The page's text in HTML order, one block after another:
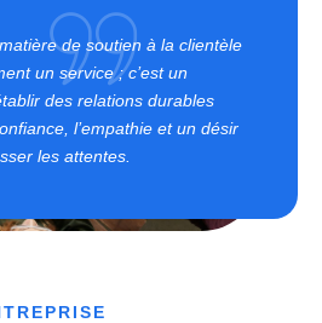
de soutien à la clientèle
un service ; c’est un
des relations durables
l’empathie et un désir
les attentes.